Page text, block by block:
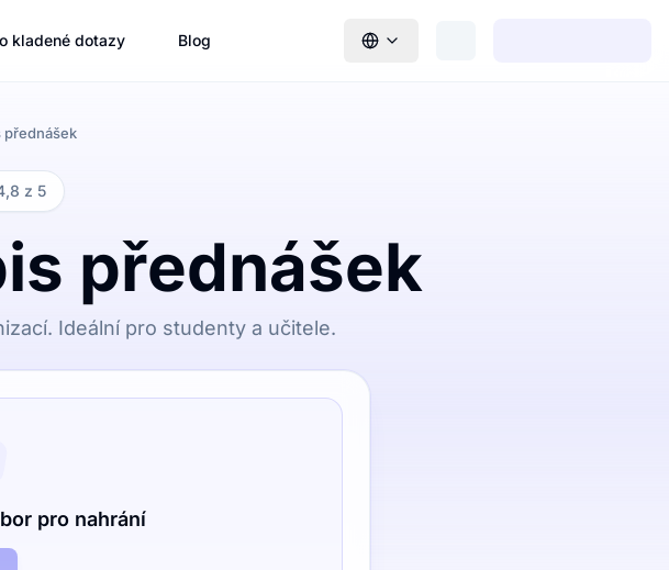
kladené dotazy Blog
přednášek
z 5
přednášek
Ideální pro studenty a učitele.
pro nahrání